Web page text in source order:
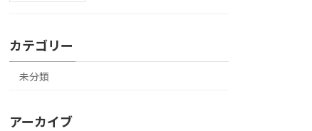
カテゴリー
未分類
アーカイブ